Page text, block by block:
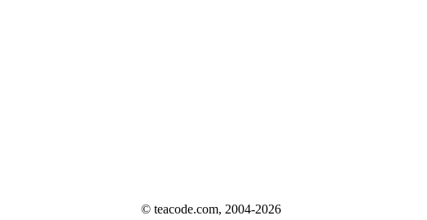
© teacode.com, 2004-2026